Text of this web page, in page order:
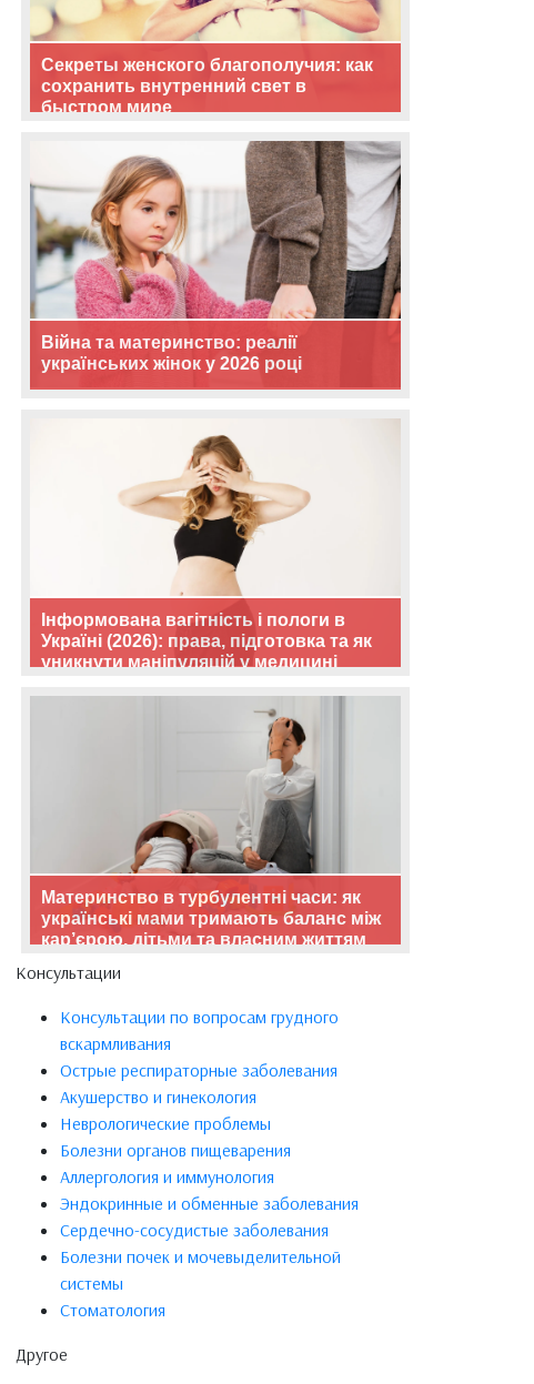
Секреты женского благополучия: как
сохранить внутренний свет в
быстром мире
Війна та материнство: реалії
українських жінок у 2026 році
Інформована вагітність і пологи в
Україні (2026): права, підготовка та як
уникнути маніпуляцій у медицині
Материнство в турбулентні часи: як
українські мами тримають баланс між
кар’єрою, дітьми та власним життям
Консультации
Консультации по вопросам грудного
вскармливания
Острые респираторные заболевания
Акушерство и гинекология
Неврологические проблемы
Болезни органов пищеварения
Аллергология и иммунология
Эндокринные и обменные заболевания
Сердечно-сосудистые заболевания
Болезни почек и мочевыделительной
системы
Стоматология
Другое